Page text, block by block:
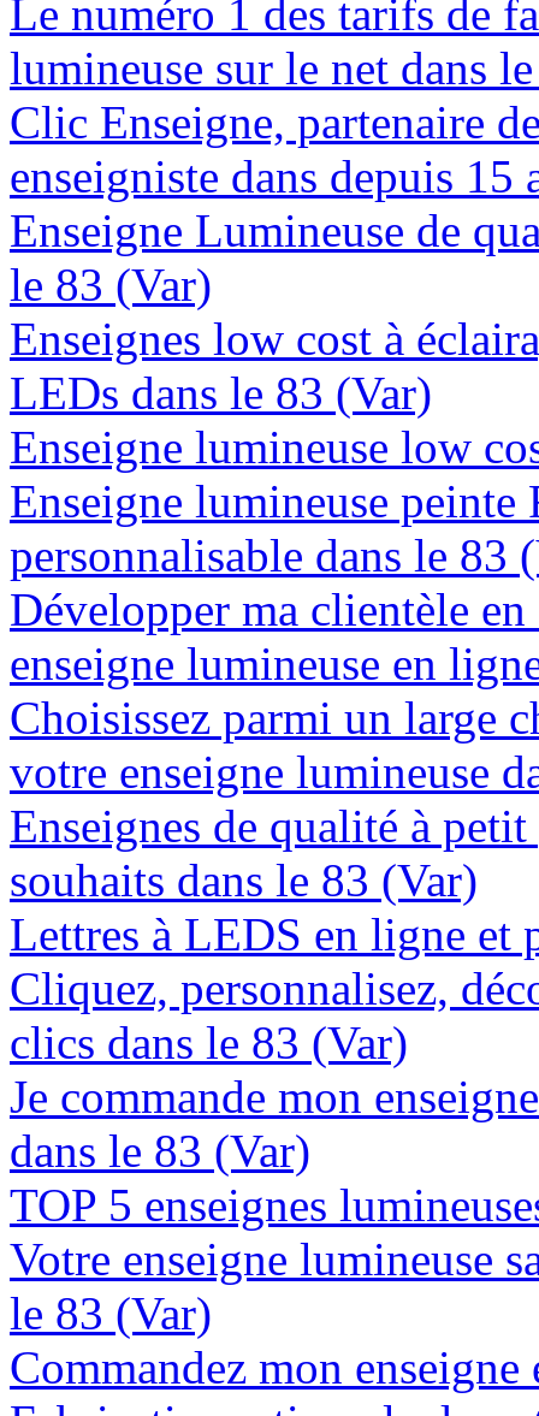
Le numéro 1 des tarifs de
lumineuse sur le net dans
Clic Enseigne, partenaire
enseigniste dans depuis 15
Enseigne Lumineuse de
le 83 (Var)
Enseignes low cost à
LEDs dans le 83 (Var)
Enseigne lumineuse low
Enseigne lumineuse
personnalisable dans le 83
Développer ma clientèle
enseigne lumineuse en
Choisissez parmi un large
votre enseigne lumineuse
Enseignes de qualité à
souhaits dans le 83 (Var)
Lettres à LEDS en ligne et
Cliquez, personnalisez,
clics dans le 83 (Var)
Je commande mon
dans le 83 (Var)
TOP 5 enseignes
Votre enseigne lumineuse
le 83 (Var)
Commandez mon